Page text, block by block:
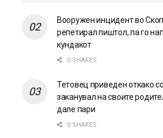
Вооружен инцидент во
репетирал пиштол, па го
кундакот
0 SHARES
Тетовец приведен откако
заканувал на своите
дале пари
0 SHARES